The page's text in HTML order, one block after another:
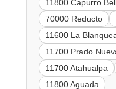
11800 Capurro
70000 Reducto
11600 La
11700 Prado
11700 Atahualpa
11800 Aguada